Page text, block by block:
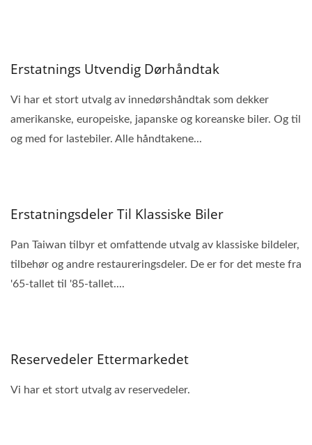
Erstatnings Utvendig Dørhåndtak
Vi har et stort utvalg av innedørshåndtak som dekker
amerikanske, europeiske, japanske og koreanske biler. Og til
og med for lastebiler. Alle håndtakene...
Erstatningsdeler Til Klassiske Biler
Pan Taiwan tilbyr et omfattende utvalg av klassiske bildeler,
tilbehør og andre restaureringsdeler. De er for det meste fra
'65-tallet til '85-tallet....
Reservedeler Ettermarkedet
Vi har et stort utvalg av reservedeler.